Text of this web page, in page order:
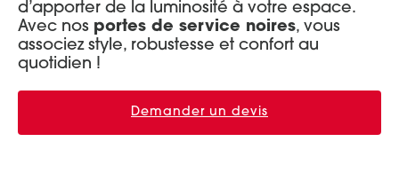
d’apporter de la luminosité à votre espace.
Avec nos portes de service noires, vous
associez style, robustesse et confort au
quotidien !
Demander un devis